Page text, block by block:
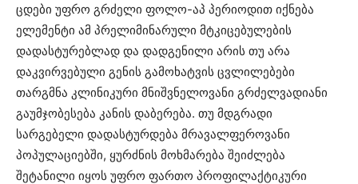
ცდები უფრო გრძელი ფოლო-აპ პერიოდით იქნება
ელემენტი ამ პრელიმინარული მტკიცებულების
დადასტურებლად და დადგენილი არის თუ არა
დაკვირვებული გენის გამოხატვის ცვლილებები
თარგმნა კლინიკური მნიშვნელოვანი გრძელვადიანი
გაუმჯობესება კანის დაბერება. თუ მდგრადი
სარგებელი დადასტურდება მრავალფეროვანი
პოპულაციებში, ყურძნის მოხმარება შეიძლება
შეტანილი იყოს უფრო ფართო პროფილაქტიკური